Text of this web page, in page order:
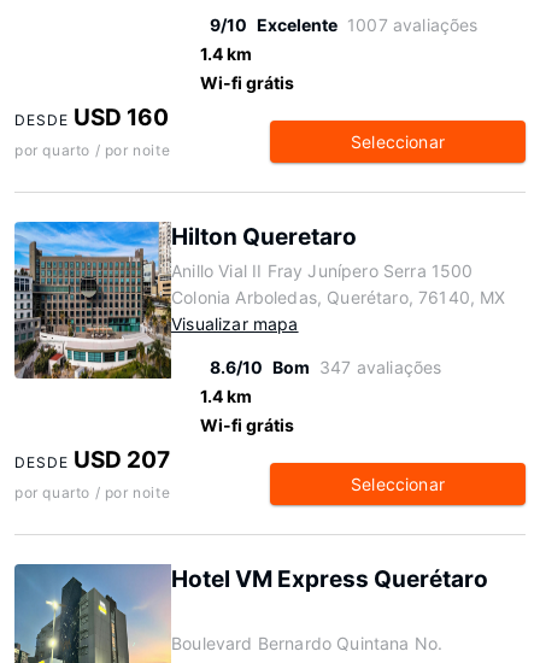
9/10 Excelente 1007 avaliações
1.4 km
Wi-fi grátis
DESDE USD 160
por quarto / por noite Seleccionar
Hilton Queretaro
Anillo Vial II Fray Junípero Serra 1500
Colonia Arboledas, Querétaro, 76140, MX
Visualizar mapa
8.6/10 Bom 347 avaliações
1.4 km
Wi-fi grátis
DESDE USD 207
por quarto / por noite Seleccionar
Hotel VM Express Querétaro
Boulevard Bernardo Quintana No.